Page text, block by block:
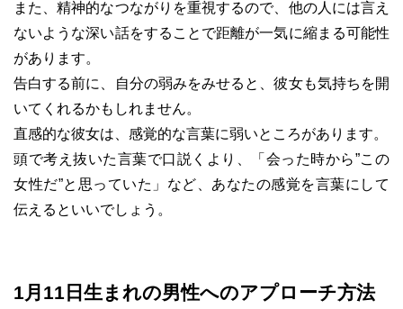
また、精神的なつながりを重視するので、他の人には言え
ないような深い話をすることで距離が一気に縮まる可能性
があります。
告白する前に、自分の弱みをみせると、彼女も気持ちを開
いてくれるかもしれません。
直感的な彼女は、感覚的な言葉に弱いところがあります。
頭で考え抜いた言葉で口説くより、「会った時から”この
女性だ”と思っていた」など、あなたの感覚を言葉にして
伝えるといいでしょう。
1月11日生まれの男性へのアプローチ方法